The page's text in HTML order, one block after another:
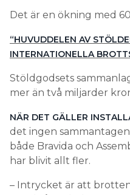
Det är en ökning med
“HUVUDDELEN AV
INTERNATIONELLA
Stöldgodsets
mer än två miljarder
NÄR DET GÄLLER
det ingen
både Bravida och
har blivit allt fler.
– Intrycket är att